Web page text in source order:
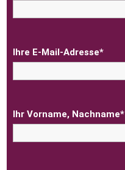
Ihre E-Mail-Adresse*
Ihr Vorname, Nachname*